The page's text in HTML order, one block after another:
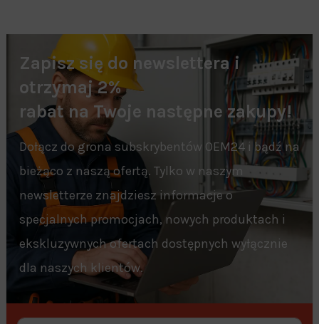
Zapisz się do newslettera i
otrzymaj 2%
rabat na Twoje następne zakupy!
Dołącz do grona subskrybentów OEM24 i bądź na
bieżąco z naszą ofertą. Tylko w naszym
newsletterze znajdziesz informacje o
specjalnych promocjach, nowych produktach i
ekskluzywnych ofertach dostępnych wyłącznie
dla naszych klientów.